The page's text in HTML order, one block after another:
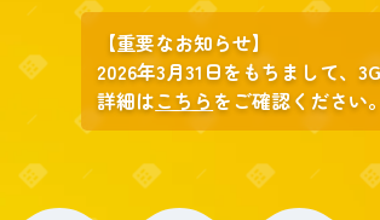
【重要なお知らせ】
2026年3月31日をもちまして、
詳細はこちら をご確認ください。